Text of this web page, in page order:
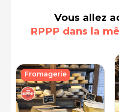
Vous allez
RPPP dans la
Fromagerie